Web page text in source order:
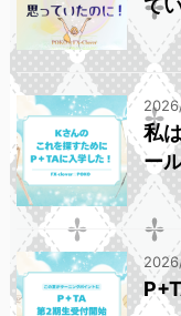
て
私
ー